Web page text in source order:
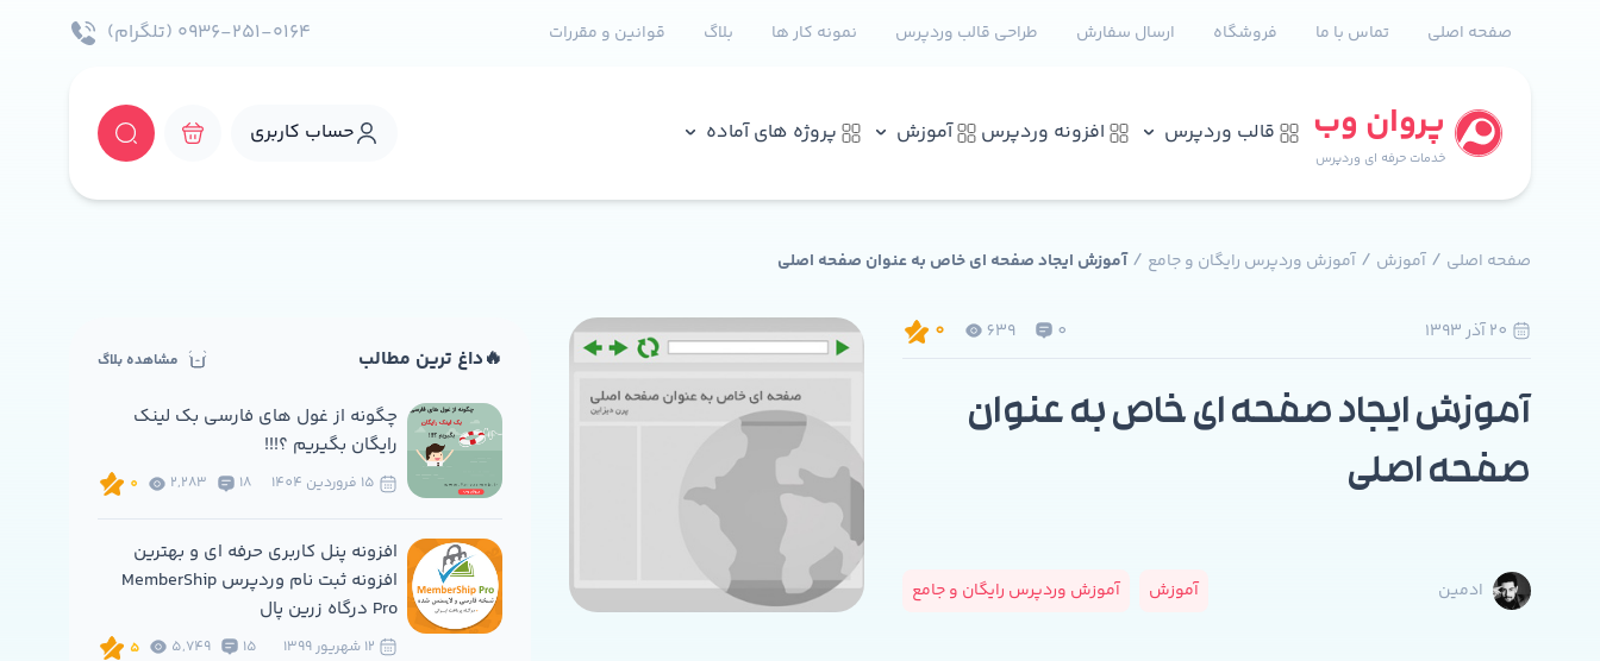
صفحه اصلی تماس با ما فروشگاه ارسال سفارش طراحی قالب وردپرس نمونه کار ها بلاگ قوانین و مقررات ۰۹۳۶-۲۵۱-۰۱۶۴ (تلگرام)
پروان وب
خدمات حرفه ای وردپرس
قالب وردپرس افزونه وردپرس آموزش پروژه های آماده حساب کاربری
صفحه اصلی / آموزش / آموزش وردپرس رایگان و جامع /آموزش ایجاد صفحه ای خاص به عنوان صفحه اصلی
0
639
0
آموزش ایجاد صفحه ای خاص به عنوان
صفحه اصلی
ادمین آموزش آموزش وردپرس رایگان و جامع
🔥داغ ترین مطالب مشاهده بلاگ
چگونه از غول های فارسی بک لینک
رایگان بگیریم ؟!!!
18
2,283
0
افزونه پنل کاربری حرفه ای و بهترین
افزونه ثبت نام وردپرس MemberShip
Pro درگاه زرین پال
15
5,749
5